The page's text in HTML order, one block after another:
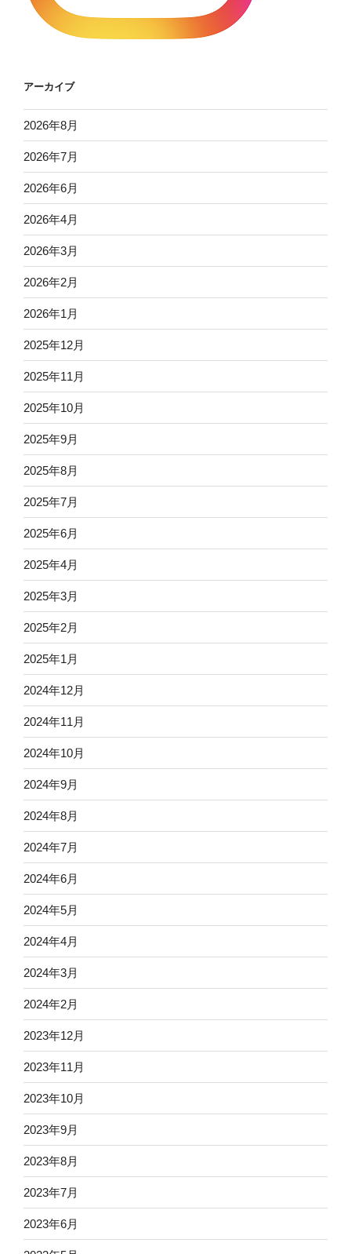
アーカイブ
2026年8月
2026年7月
2026年6月
2026年4月
2026年3月
2026年2月
2026年1月
2025年12月
2025年11月
2025年10月
2025年9月
2025年8月
2025年7月
2025年6月
2025年4月
2025年3月
2025年2月
2025年1月
2024年12月
2024年11月
2024年10月
2024年9月
2024年8月
2024年7月
2024年6月
2024年5月
2024年4月
2024年3月
2024年2月
2023年12月
2023年11月
2023年10月
2023年9月
2023年8月
2023年7月
2023年6月